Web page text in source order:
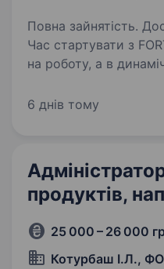
Повна зайнятість.
Час стартувати з
на роботу, а в
заряджає команду
6 днів тому
продуктів,
25 000 – 26 000
Котурбаш І.Л.,